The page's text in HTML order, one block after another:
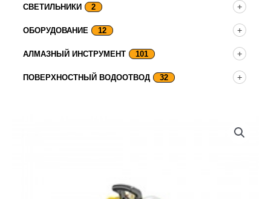
СВЕТИЛЬНИКИ 2
ОБОРУДОВАНИЕ 12
АЛМАЗНЫЙ ИНСТРУМЕНТ 101
ПОВЕРХНОСТНЫЙ ВОДООТВОД 32